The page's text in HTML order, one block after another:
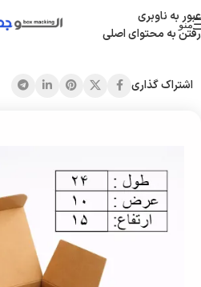
عبور به ناوبری
رفتن به محتوای اصلی
منو
خانه/جعبه قفلی
اشتراک گذاری